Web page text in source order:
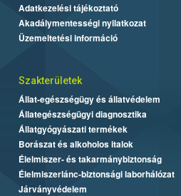
Adatkezelési tájékoztató
Akadálymentességi nyilatkozat
Üzemeltetési információ
Szakterületek
Állat-egészségügy és állatvédelem
Állategészségügyi diagnosztika
Állatgyógyászati termékek
Borászat és alkoholos italok
Élelmiszer- és takarmánybiztonság
Élelmiszerlánc-biztonsági laborhálózat
Járványvédelem